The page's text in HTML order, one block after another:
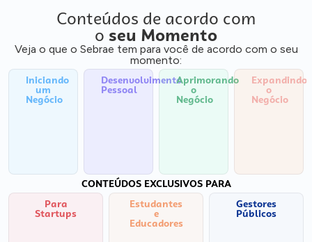
Conteúdos de acordo com
o seu Momento
Veja o que o Sebrae tem para você de acordo com o seu
momento:
Iniciando
um
Negócio
Desenvolvimento
Pessoal
Aprimorando
o
Negócio
Expandindo
o
Negócio
CONTEÚDOS EXCLUSIVOS PARA
Para
Startups
Estudantes
e
Educadores
Gestores
Públicos